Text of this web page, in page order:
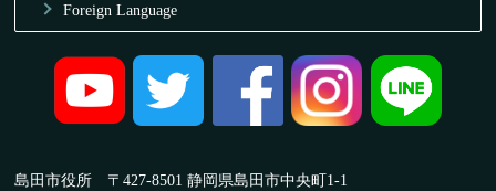
Foreign Language
島田市役所 〒427-8501 静岡県島田市中央町1-1